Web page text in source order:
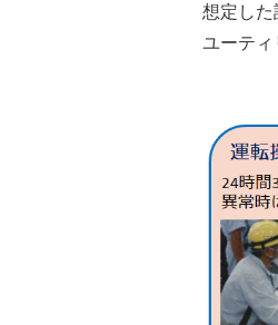
想定した
ユーティ